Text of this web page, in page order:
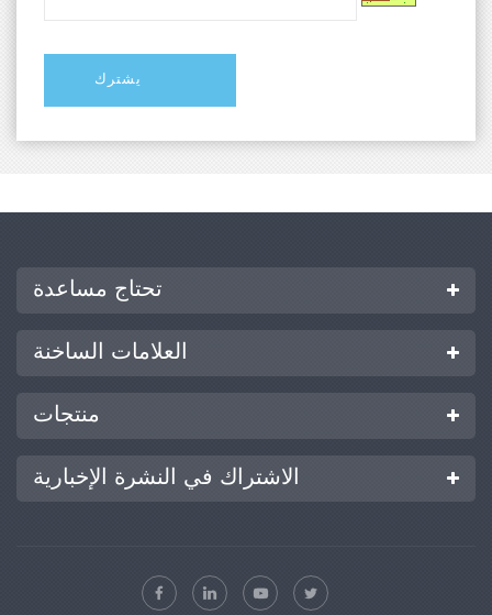
تحتاج مساعدة
العلامات الساخنة
منتجات
الاشتراك في النشرة الإخبارية